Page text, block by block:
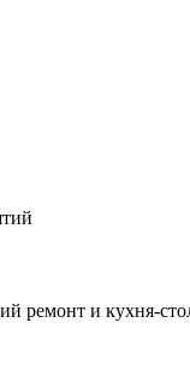
ремонт и кухня-